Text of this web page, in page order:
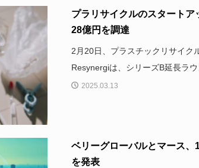
プラリサイクルのスタート
28億円を調達
2月20日、プラスチックリサイク
Resynergiは、シリーズB延長ラウ
2025.03.13
ベリーグローバルとマース
を発表